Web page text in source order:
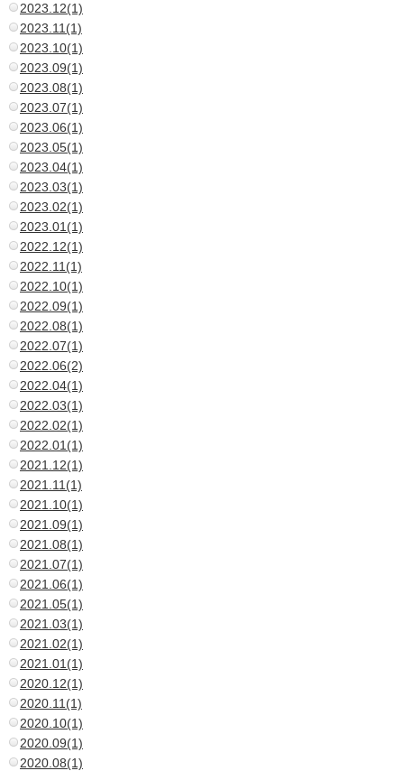
2023.12(1)
2023.11(1)
2023.10(1)
2023.09(1)
2023.08(1)
2023.07(1)
2023.06(1)
2023.05(1)
2023.04(1)
2023.03(1)
2023.02(1)
2023.01(1)
2022.12(1)
2022.11(1)
2022.10(1)
2022.09(1)
2022.08(1)
2022.07(1)
2022.06(2)
2022.04(1)
2022.03(1)
2022.02(1)
2022.01(1)
2021.12(1)
2021.11(1)
2021.10(1)
2021.09(1)
2021.08(1)
2021.07(1)
2021.06(1)
2021.05(1)
2021.03(1)
2021.02(1)
2021.01(1)
2020.12(1)
2020.11(1)
2020.10(1)
2020.09(1)
2020.08(1)